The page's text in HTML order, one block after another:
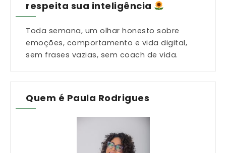
respeita sua inteligência
Toda semana, um olhar honesto sobre
emoções, comportamento e vida digital,
sem frases vazias, sem coach de vida.
Quem é Paula Rodrigues